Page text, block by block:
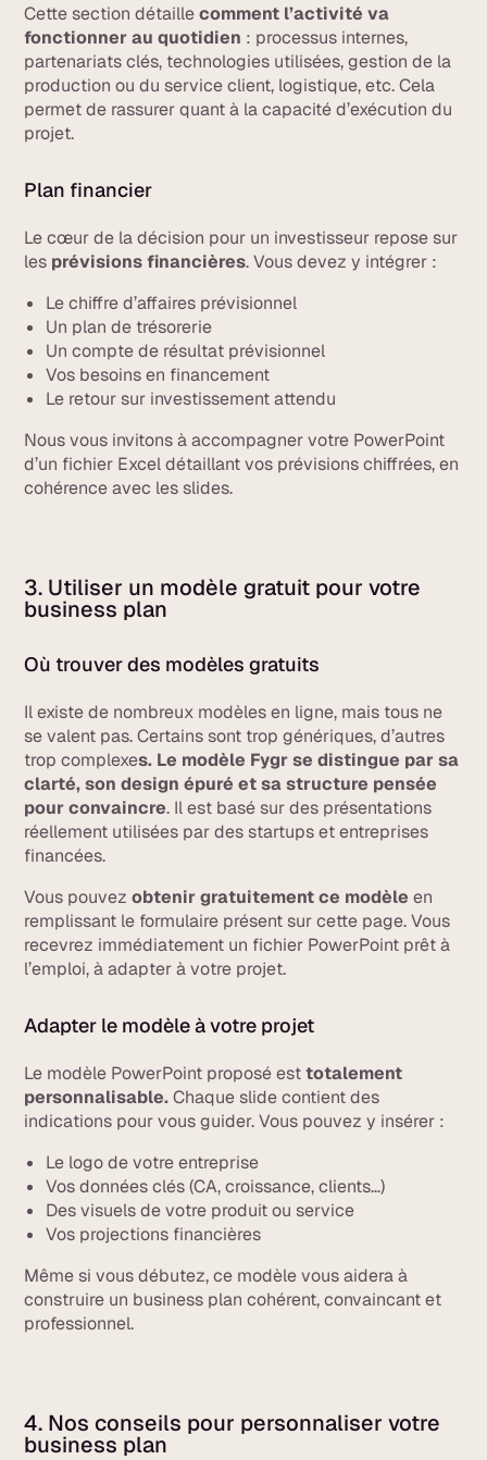
Cette section détaillecomment l’activité va
fonctionner au quotidien : processus internes,
partenariats clés, technologies utilisées, gestion de la
production ou du service client, logistique, etc. Cela
permet de rassurer quant à la capacité d’exécution du
projet.
Plan financier
Le cœur de la décision pour un investisseur repose sur
les prévisions financières. Vous devez y intégrer :
Le chiffre d’affaires prévisionnel
Un plan de trésorerie
Un compte de résultat prévisionnel
Vos besoins en financement
Le retour sur investissement attendu
Nous vous invitons à accompagner votre PowerPoint
d’un fichier Excel détaillant vos prévisions chiffrées, en
cohérence avec les slides.
3. Utiliser un modèle gratuit pour votre
business plan
Où trouver des modèles gratuits
Il existe de nombreux modèles en ligne, mais tous ne
se valent pas. Certains sont trop génériques, d’autres
trop complexes. Le modèle Fygr se distingue par sa
clarté, son design épuré et sa structure pensée
pour convaincre. Il est basé sur des présentations
réellement utilisées par des startups et entreprises
financées.
Vous pouvezobtenir gratuitement ce modèle en
remplissant le formulaire présent sur cette page. Vous
recevrez immédiatement un fichier PowerPoint prêt à
l’emploi, à adapter à votre projet.
Adapter le modèle à votre projet
Le modèle PowerPoint proposé esttotalement
personnalisable.Chaque slide contient des
indications pour vous guider. Vous pouvez y insérer :
Le logo de votre entreprise
Vos données clés (CA, croissance, clients…)
Des visuels de votre produit ou service
Vos projections financières
Même si vous débutez, ce modèle vous aidera à
construire un business plan cohérent, convaincant et
professionnel.
4. Nos conseils pour personnaliser votre
business plan